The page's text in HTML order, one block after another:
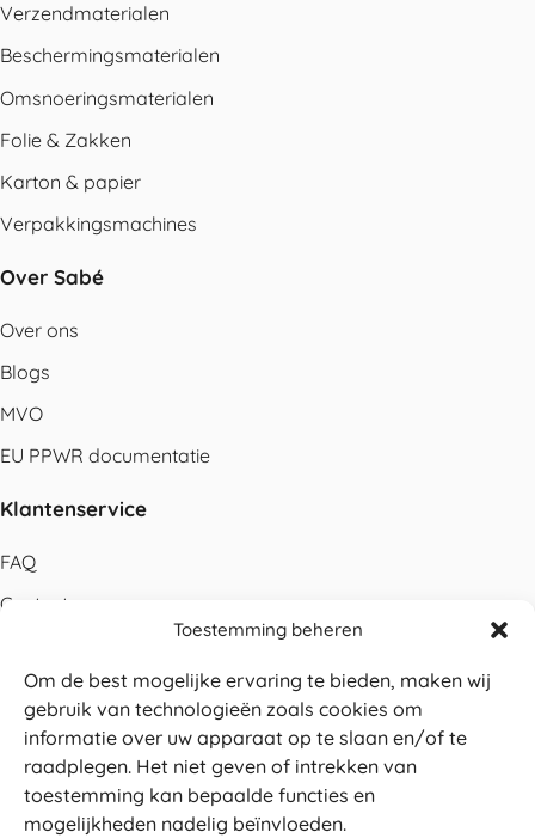
Toestemming beheren
Om de best mogelijke ervaring te bieden, maken wij
gebruik van technologieën zoals cookies om
informatie over uw apparaat op te slaan en/of te
raadplegen. Het niet geven of intrekken van
toestemming kan bepaalde functies en
mogelijkheden nadelig beïnvloeden.
Verzendmaterialen
Beschermingsmaterialen
Omsnoeringsmaterialen
Folie & Zakken
Karton & papier
Verpakkingsmachines
Over Sabé
Over ons
Blogs
MVO
EU PPWR documentatie
Klantenservice
FAQ
Contact
Betalen
Levering
Retouren
Service en garantie